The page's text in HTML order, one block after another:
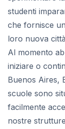
studenti
che fornisce
loro nuova
Al momento
iniziare o
Buenos Aires,
scuole sono
facilmente
nostre